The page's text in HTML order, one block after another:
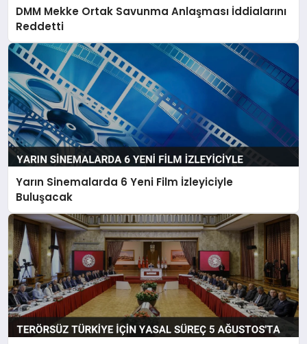
DMM Mekke Ortak Savunma Anlaşması İddialarını
Reddetti
Yarın Sinemalarda 6 Yeni Film İzleyiciyle
Buluşacak